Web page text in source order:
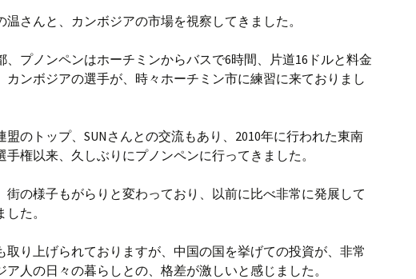
温さんと、カンボジアの市場を視察してきました。
、プノンペンはホーチミンからバスで6時間、片道16ドルと料金
カンボジアの選手が、時々ホーチミン市に練習に来ておりまし
盟のトップ、SUNさんとの交流もあり、2010年に行われた東南
手権以来、久しぶりにプノンペンに行ってきました。
街の様子もがらりと変わっており、以前に比べ非常に発展して
た。
取り上げられておりますが、中国の国を挙げての投資が、非常
ア人の日々の暮らしとの、格差が激しいと感じました。